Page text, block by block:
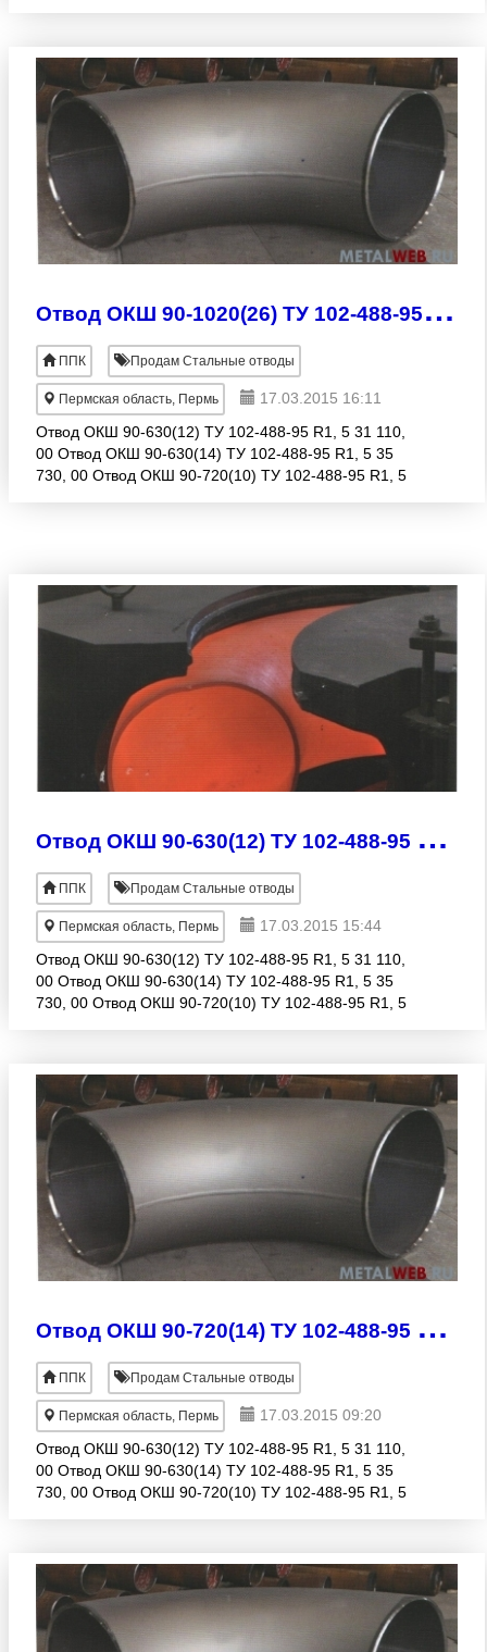
О
твод ОКШ 90-1020(26) ТУ 102-488-95 R1, 5 144 020, 00руб.
ППК Продам Стальные отводы
Пермская область, Пермь
17.03.2015 16:11
Отвод ОКШ 90-630(12) ТУ 102-488-95 R1, 5 31 110,
00 Отвод ОКШ 90-630(14) ТУ 102-488-95 R1, 5 35
730, 00 Отвод ОКШ 90-720(10) ТУ 102-488-95 R1, 5
О
твод ОКШ 90-630(12) ТУ 102-488-95 R1, 5 - 31110руб.
ППК Продам Стальные отводы
Пермская область, Пермь
17.03.2015 15:44
Отвод ОКШ 90-630(12) ТУ 102-488-95 R1, 5 31 110,
00 Отвод ОКШ 90-630(14) ТУ 102-488-95 R1, 5 35
730, 00 Отвод ОКШ 90-720(10) ТУ 102-488-95 R1, 5
О
твод ОКШ 90-720(14) ТУ 102-488-95 R1, 5 56 460, 00 руб.
ППК Продам Стальные отводы
Пермская область, Пермь
17.03.2015 09:20
Отвод ОКШ 90-630(12) ТУ 102-488-95 R1, 5 31 110,
00 Отвод ОКШ 90-630(14) ТУ 102-488-95 R1, 5 35
730, 00 Отвод ОКШ 90-720(10) ТУ 102-488-95 R1, 5